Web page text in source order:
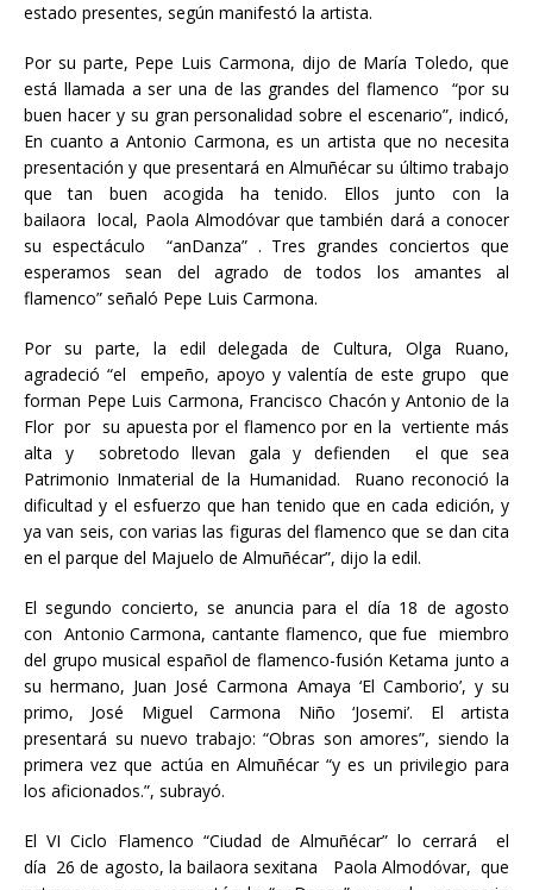
estado presentes, según manifestó la artista.
Por su parte, Pepe Luis Carmona, dijo de María Toledo, que
está llamada a ser una de las grandes del flamenco “por su
buen hacer y su gran personalidad sobre el escenario”, indicó,
En cuanto a Antonio Carmona, es un artista que no necesita
presentación y que presentará en Almuñécar su último trabajo
que tan buen acogida ha tenido. Ellos junto con la
bailaora local, Paola Almodóvar que también dará a conocer
su espectáculo “anDanza” . Tres grandes conciertos que
esperamos sean del agrado de todos los amantes al
flamenco” señaló Pepe Luis Carmona.
Por su parte, la edil delegada de Cultura, Olga Ruano,
agradeció “el empeño, apoyo y valentía de este grupo que
forman Pepe Luis Carmona, Francisco Chacón y Antonio de la
Flor por su apuesta por el flamenco por en la vertiente más
alta y sobretodo llevan gala y defienden el que sea
Patrimonio Inmaterial de la Humanidad. Ruano reconoció la
dificultad y el esfuerzo que han tenido que en cada edición, y
ya van seis, con varias las figuras del flamenco que se dan cita
en el parque del Majuelo de Almuñécar”, dijo la edil.
El segundo concierto, se anuncia para el día 18 de agosto
con Antonio Carmona, cantante flamenco, que fue miembro
del grupo musical español de flamenco-fusión Ketama junto a
su hermano, Juan José Carmona Amaya ‘El Camborio’, y su
primo, José Miguel Carmona Niño ‘Josemi’. El artista
presentará su nuevo trabajo: “Obras son amores”, siendo la
primera vez que actúa en Almuñécar “y es un privilegio para
los aficionados.”, subrayó.
El VI Ciclo Flamenco “Ciudad de Almuñécar” lo cerrará el
día 26 de agosto, la bailaora sexitana Paola Almodóvar, que